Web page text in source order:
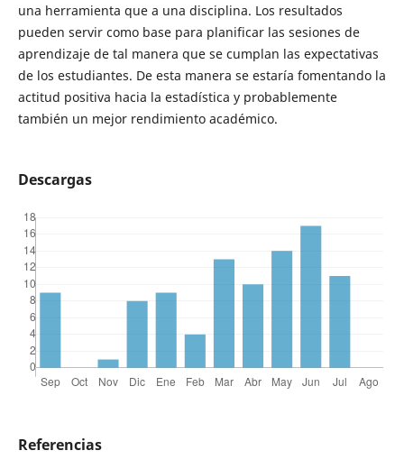
una herramienta que a una disciplina. Los resultados
pueden servir como base para planificar las sesiones de
aprendizaje de tal manera que se cumplan las expectativas
de los estudiantes. De esta manera se estaría fomentando la
actitud positiva hacia la estadística y probablemente
también un mejor rendimiento académico.
Descargas
Referencias